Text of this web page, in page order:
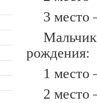
3 место
рождения:
1 место
2 место